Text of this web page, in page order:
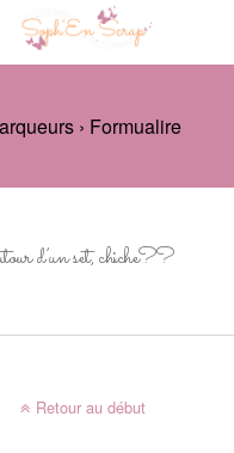
› Formualire
d’un set, chiche??
Retour au début